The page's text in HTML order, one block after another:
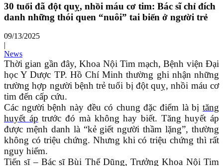
30 tuổi đã đột quỵ, nhồi máu cơ tim: Bác sĩ chỉ đích
danh những thói quen “nuôi” tai biến ở người trẻ
09/13/2025
|
News
Thời gian gần đây, Khoa Nội Tim mạch, Bệnh viện Đại
học Y Dược TP. Hồ Chí Minh thường ghi nhận những
trường hợp người bệnh trẻ tuổi bị đột quỵ, nhồi máu cơ
tim đến cấp cứu.
Các người bệnh này đều có chung đặc điểm là bị tăng
huyết áp trước đó mà không hay biết. Tăng huyết áp
được mệnh danh là “kẻ giết người thầm lặng”, thường
không có triệu chứng. Nhưng khi có triệu chứng thì rất
nguy hiểm.
Tiến sĩ – Bác sĩ Bùi Thế Dũng, Trưởng Khoa Nội Tim